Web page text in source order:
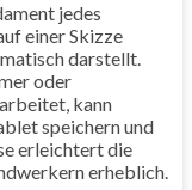
jedes
einer Skizze
darstellt.
oder
kann
speichern und
erleichtert die
erheblich.